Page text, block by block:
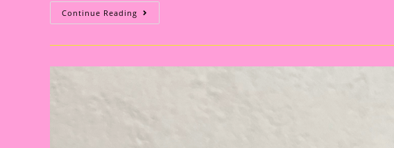
Continue Reading Lembrancinha
Fácil